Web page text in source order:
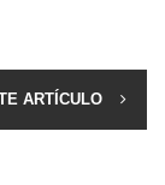
ARTÍCULO